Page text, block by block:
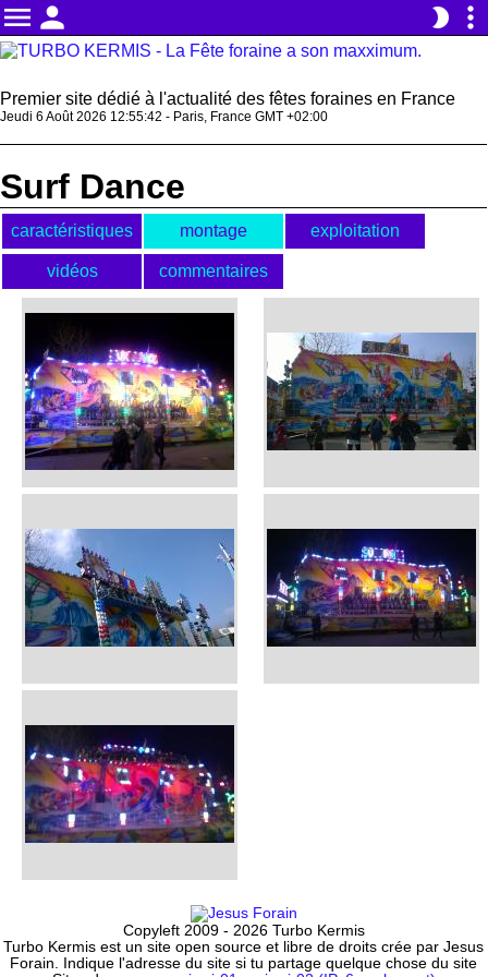
menu person brightness_2 more_vert
Premier site dédié à l'actualité des fêtes foraines en France
Jeudi 6 Août 2026 12:55:42 - Paris, France GMT +02:00
Surf Dance
caractéristiques montage exploitation
vidéos commentaires
Copyleft 2009 - 2026 Turbo Kermis
Turbo Kermis est un site open source et libre de droits crée par Jesus
Forain. Indique l'adresse du site si tu partage quelque chose du site